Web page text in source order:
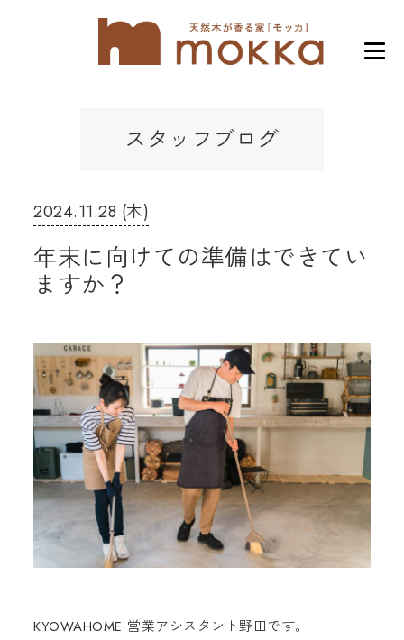
スタッフブログ
2024.11.28 (木)
年末に向けての準備はできてい
ますか？
KYOWAHOME 営業アシスタント野田です。